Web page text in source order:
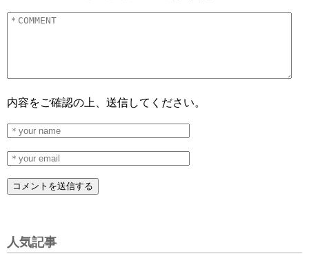
内容をご確認の上、送信してください。
人気記事